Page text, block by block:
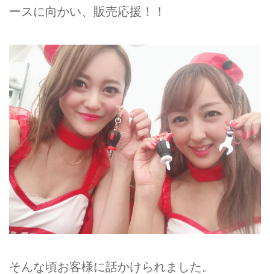
ースに向かい、販売応援！！
そんな頃お客様に話かけられました。